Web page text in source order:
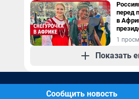
перед
в
1
Показать
Сообщить новость